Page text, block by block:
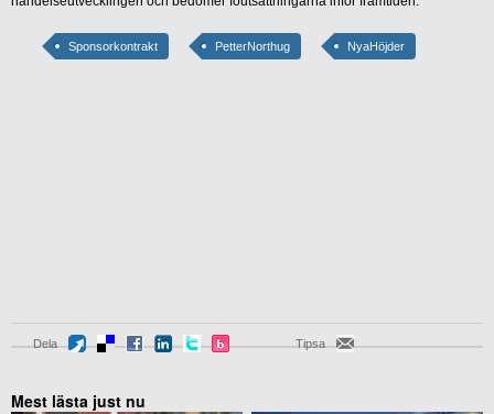
Sponsorkontrakt PetterNorthug NyaHöjder
Dela Tipsa
Mest lästa just nu